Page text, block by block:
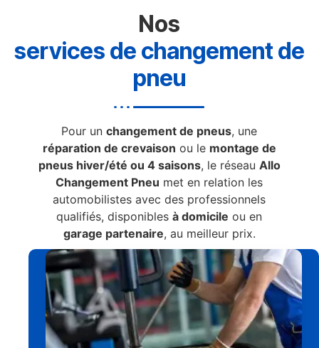
Nos
services de changement de
pneu
Pour unchangement de pneus, une
réparation de crevaison ou le montage de
pneus hiver/été ou 4 saisons, le réseau Allo
Changement Pneu met en relation les
automobilistes avec des professionnels
qualifiés, disponiblesà domicile ou en
garage partenaire, au meilleur prix.